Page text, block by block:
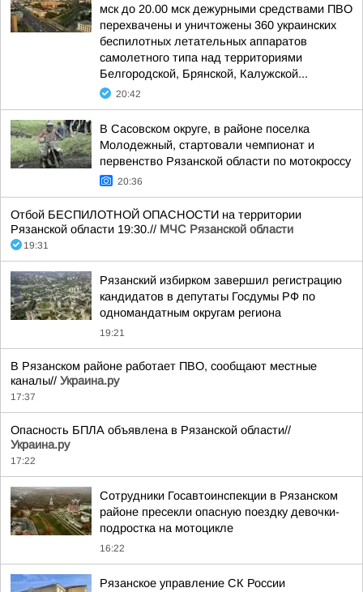
мск до 20.00 мск дежурными средствами ПВО
перехвачены и уничтожены 360 украинских
беспилотных летательных аппаратов
самолетного типа над территориями
Белгородской, Брянской, Калужской...
20:42
В Сасовском округе, в районе поселка
Молодежный, стартовали чемпионат и
первенство Рязанской области по мотокроссу
20:36
Отбой БЕСПИЛОТНОЙ ОПАСНОСТИ на территории
Рязанской области 19:30.// МЧС Рязанской области
19:31
Рязанский избирком завершил регистрацию
кандидатов в депутаты Госдумы РФ по
одномандатным округам региона
19:21
В Рязанском районе работает ПВО, сообщают местные
каналы// Украина.ру
17:37
Опасность БПЛА объявлена в Рязанской области//
Украина.ру
17:22
Сотрудники Госавтоинспекции в Рязанском
районе пресекли опасную поездку девочки-
подростка на мотоцикле
16:22
Рязанское управление СК России